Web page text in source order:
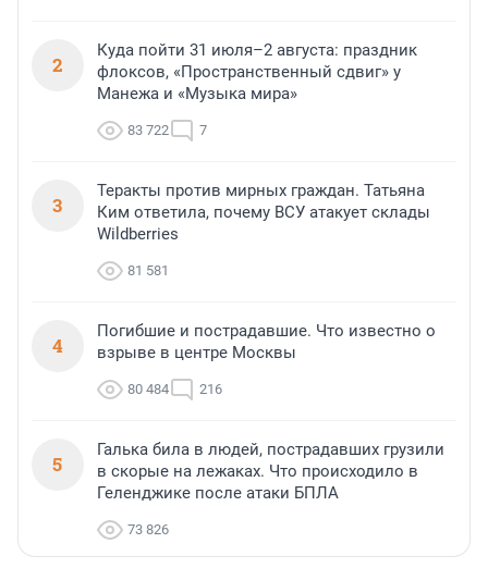
2
Куда пойти 31 июля–2 августа: праздник
флоксов, «Пространственный сдвиг» у
Манежа и «Музыка мира»
83 722 7
3
Теракты против мирных граждан. Татьяна
Ким ответила, почему ВСУ атакует склады
Wildberries
81 581
4
Погибшие и пострадавшие. Что известно о
взрыве в центре Москвы
80 484 216
5
Галька била в людей, пострадавших грузили
в скорые на лежаках. Что происходило в
Геленджике после атаки БПЛА
73 826